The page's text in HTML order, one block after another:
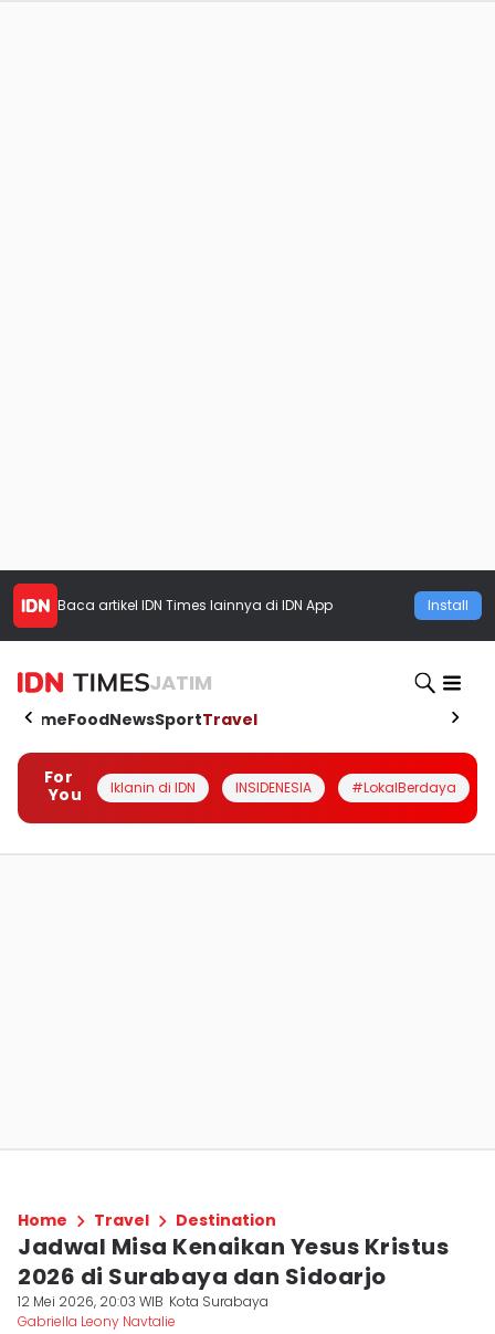
Baca artikel IDN Times lainnya di IDN App Install
JATIM
HomeFoodNewsSportTravel
For
You
Iklanin di IDN INSIDENESIA #LokalBerdaya
Home Travel Destination
Jadwal Misa Kenaikan Yesus Kristus
2026 di Surabaya dan Sidoarjo
12 Mei 2026, 20:03 WIB Kota Surabaya
Gabriella Leony Navtalie